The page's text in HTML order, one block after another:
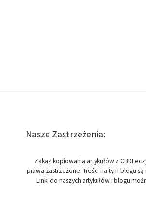
Nasze Zastrzeżenia:
Zakaz kopiowania artykułów z
prawa zastrzeżone. Treści na tym blogu są
Linki do naszych artykułów i blogu